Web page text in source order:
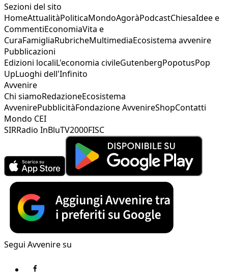
Sezioni del sito
HomeAttualitàPoliticaMondoAgoràPodcastChiesaIdee e
CommentiEconomiaVita e
CuraFamigliaRubricheMultimediaEcosistema avvenire
Pubblicazioni
Edizioni localiL'economia civileGutenbergPopotusPop
UpLuoghi dell'Infinito
Avvenire
Chi siamoRedazioneEcosistema
AvvenirePubblicitàFondazione AvvenireShopContatti
Mondo CEI
SIRRadio InBluTV2000FISC
Segui Avvenire su